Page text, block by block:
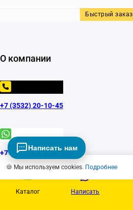
Быстрый заказ
Каталог Написать
🍪 Мы используем cookies. Подробнее
О компании
+7 (3532) 20-10-45
+7 (9033) 60-10-45
Написать нам